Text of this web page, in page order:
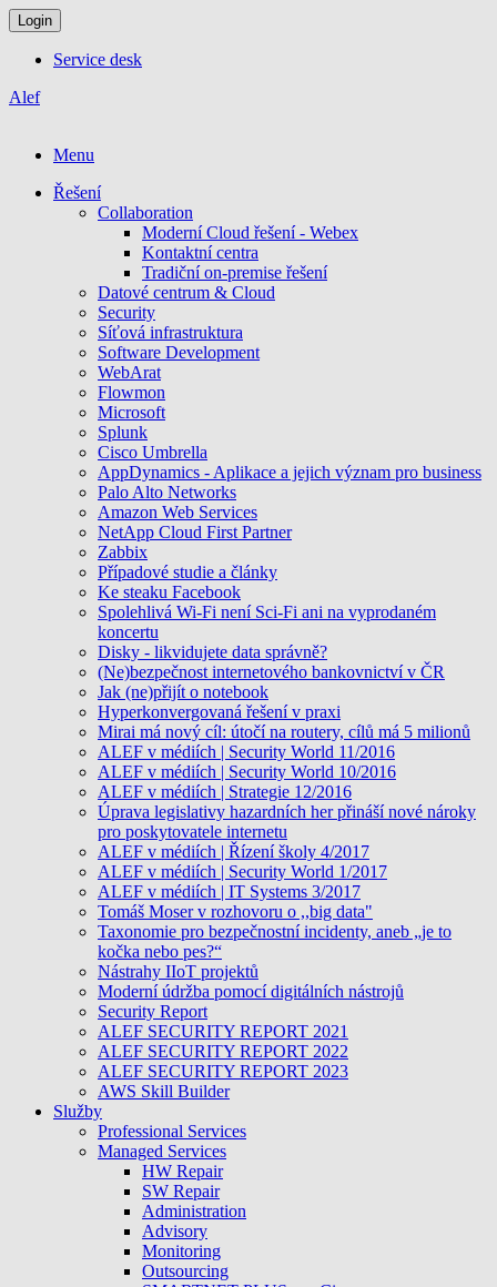
Login
Service desk
Alef
Menu
Řešení
Collaboration
Moderní Cloud řešení - Webex
Kontaktní centra
Tradiční on-premise řešení
Datové centrum & Cloud
Security
Síťová infrastruktura
Software Development
WebArat
Flowmon
Microsoft
Splunk
Cisco Umbrella
AppDynamics - Aplikace a jejich význam pro business
Palo Alto Networks
Amazon Web Services
NetApp Cloud First Partner
Zabbix
Případové studie a články
Ke steaku Facebook
Spolehlivá Wi-Fi není Sci-Fi ani na vyprodaném
koncertu
Disky - likvidujete data správně?
(Ne)bezpečnost internetového bankovnictví v ČR
Jak (ne)přijít o notebook
Hyperkonvergovaná řešení v praxi
Mirai má nový cíl: útočí na routery, cílů má 5 milionů
ALEF v médiích | Security World 11/2016
ALEF v médiích | Security World 10/2016
ALEF v médiích | Strategie 12/2016
Úprava legislativy hazardních her přináší nové nároky
pro poskytovatele internetu
ALEF v médiích | Řízení školy 4/2017
ALEF v médiích | Security World 1/2017
ALEF v médiích | IT Systems 3/2017
Tomáš Moser v rozhovoru o ,,big data"
Taxonomie pro bezpečnostní incidenty, aneb „je to
kočka nebo pes?“
Nástrahy IIoT projektů
Moderní údržba pomocí digitálních nástrojů
Security Report
ALEF SECURITY REPORT 2021
ALEF SECURITY REPORT 2022
ALEF SECURITY REPORT 2023
AWS Skill Builder
Služby
Professional Services
Managed Services
HW Repair
SW Repair
Administration
Advisory
Monitoring
Outsourcing